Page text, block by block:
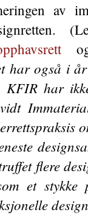
av
og
har også i
KFIR har
flere
et stykke